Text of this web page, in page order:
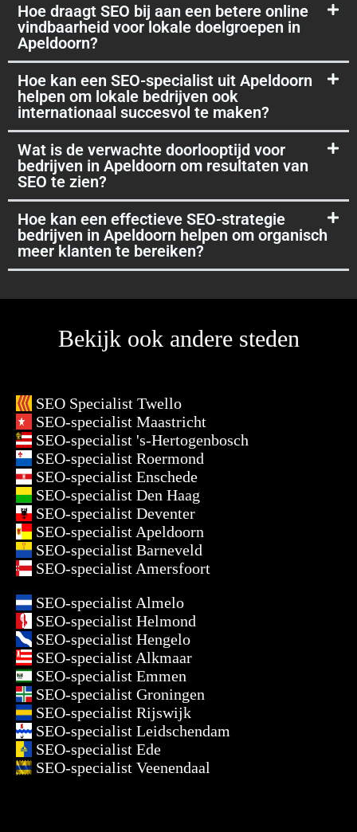
Hoe draagt SEO bij aan een betere online
vindbaarheid voor lokale doelgroepen in
Apeldoorn?
Hoe kan een SEO-specialist uit Apeldoorn
helpen om lokale bedrijven ook
internationaal succesvol te maken?
Wat is de verwachte doorlooptijd voor
bedrijven in Apeldoorn om resultaten van
SEO te zien?
Hoe kan een effectieve SEO-strategie
bedrijven in Apeldoorn helpen om organisch
meer klanten te bereiken?
Bekijk ook andere steden
SEO Specialist Twello
SEO-specialist Maastricht
SEO-specialist 's-Hertogenbosch
SEO-specialist Roermond
SEO-specialist Enschede
SEO-specialist Den Haag
SEO-specialist Deventer
SEO-specialist Apeldoorn
SEO-specialist Barneveld
SEO-specialist Amersfoort
SEO-specialist Almelo
SEO-specialist Helmond
SEO-specialist Hengelo
SEO-specialist Alkmaar
SEO-specialist Emmen
SEO-specialist Groningen
SEO-specialist Rijswijk
SEO-specialist Leidschendam
SEO-specialist Ede
SEO-specialist Veenendaal